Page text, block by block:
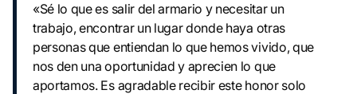
«Sé lo que es salir del armario y necesitar un
trabajo, encontrar un lugar donde haya otras
personas que entiendan lo que hemos vivido, que
nos den una oportunidad y aprecien lo que
aportamos. Es agradable recibir este honor solo